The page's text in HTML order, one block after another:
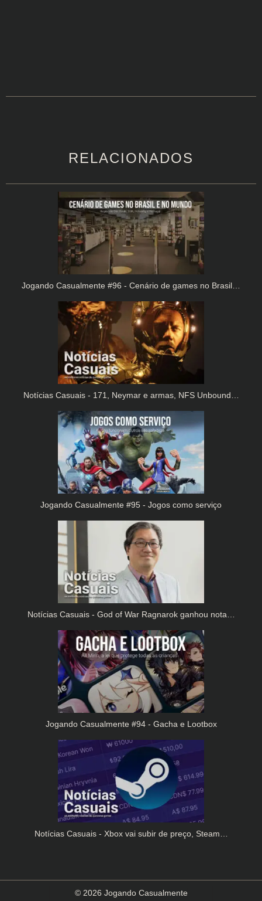
RELACIONADOS
Jogando Casualmente #96 - Cenário de games no Brasil…
Notícias Casuais - 171, Neymar e armas, NFS Unbound…
Jogando Casualmente #95 - Jogos como serviço
Notícias Casuais - God of War Ragnarok ganhou nota…
Jogando Casualmente #94 - Gacha e Lootbox
Notícias Casuais - Xbox vai subir de preço, Steam…
© 2026 Jogando Casualmente